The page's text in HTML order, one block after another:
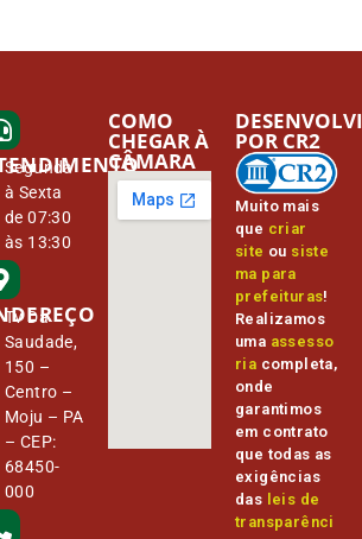
Segunda
à Sexta
de 07:30
às 13:30
Tv Da
Saudade,
150 –
Centro –
Moju – PA
– CEP:
68450-
000
COMO
CHEGAR À
CÂMARA
Muito mais
que criar
site ou siste
ma para
prefeituras!
Realizamos
uma assesso
ria completa,
onde
garantimos
em contrato
que todas as
exigências
das leis de
transparênci
POR CR2